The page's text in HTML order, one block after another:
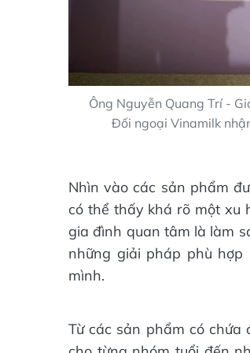
Ông Nguyễn Quang Trí -
Đối ngoại Vinamilk
Nhìn vào các sản phẩm
có thể thấy khá rõ một xu
gia đình quan tâm là làm
những giải pháp phù hợp
mình.
Từ các sản phẩm có